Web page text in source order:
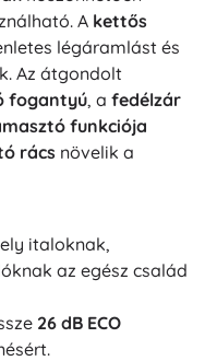
A kettős
légáramlást és
Az átgondolt
fogantyú, a fedélzár
funkciója
rács növelik a
italoknak,
az egész család
26 dB ECO